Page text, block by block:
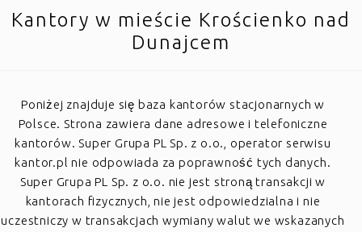
Kantory w mieście Krościenko nad
Dunajcem
Poniżej znajduje się baza kantorów stacjonarnych w
Polsce. Strona zawiera dane adresowe i telefoniczne
kantorów. Super Grupa PL Sp. z o.o., operator serwisu
kantor.pl nie odpowiada za poprawność tych danych.
Super Grupa PL Sp. z o.o. nie jest stroną transakcji w
kantorach fizycznych, nie jest odpowiedzialna i nie
uczestniczy w transakcjach wymiany walut we wskazanych